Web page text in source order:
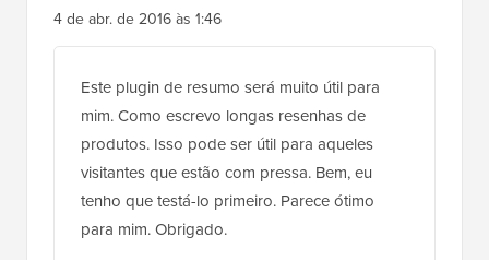
4 de abr. de 2016 às 1:46
Este plugin de resumo será muito útil para
mim. Como escrevo longas resenhas de
produtos. Isso pode ser útil para aqueles
visitantes que estão com pressa. Bem, eu
tenho que testá-lo primeiro. Parece ótimo
para mim. Obrigado.